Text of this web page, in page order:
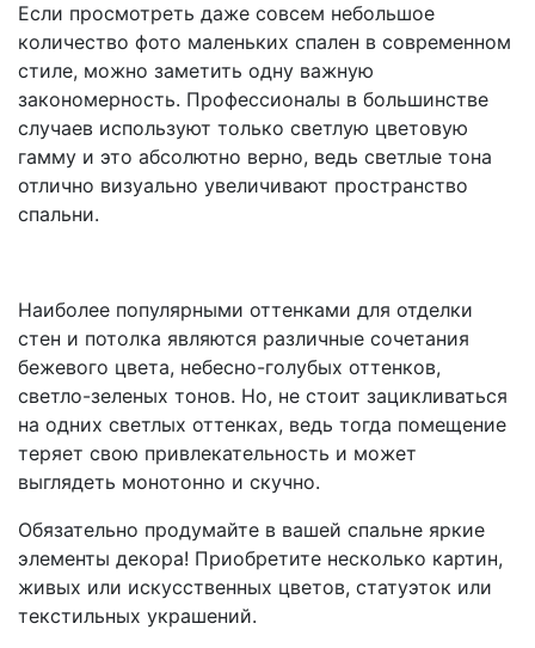
Если просмотреть даже совсем небольшое
количество фото маленьких спален в современном
стиле, можно заметить одну важную
закономерность. Профессионалы в большинстве
случаев используют только светлую цветовую
гамму и это абсолютно верно, ведь светлые тона
отлично визуально увеличивают пространство
спальни.
Наиболее популярными оттенками для отделки
стен и потолка являются различные сочетания
бежевого цвета, небесно-голубых оттенков,
светло-зеленых тонов. Но, не стоит зацикливаться
на одних светлых оттенках, ведь тогда помещение
теряет свою привлекательность и может
выглядеть монотонно и скучно.
Обязательно продумайте в вашей спальне яркие
элементы декора! Приобретите несколько картин,
живых или искусственных цветов, статуэток или
текстильных украшений.